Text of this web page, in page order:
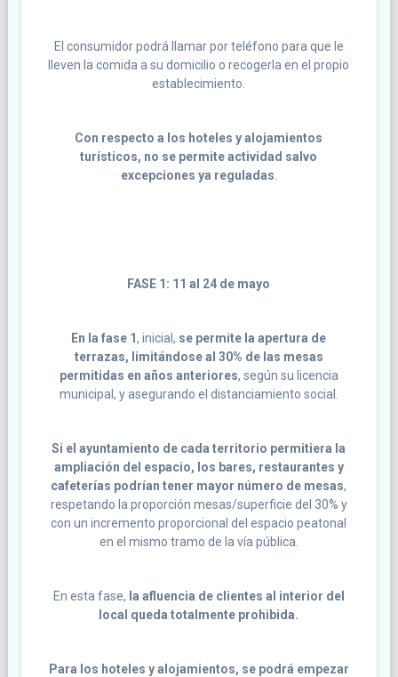
El consumidor podrá llamar por teléfono para que le
lleven la comida a su domicilio o recogerla en el propio
establecimiento.
Con respecto a los hoteles y alojamientos
turísticos, no se permite actividad salvo
excepciones ya reguladas
FASE 1: 11 al 24 de mayo
En la fase 1, inicial, se permite la apertura de
terrazas, limitándose al 30% de las mesas
permitidas en años anteriores, según su licencia
municipal, y asegurando el distanciamiento social.
Si el ayuntamiento de cada territorio permitiera la
ampliación del espacio, los bares, restaurantes y
cafeterías podrían tener mayor número de mesas,
respetando la proporción mesas/superficie del 30% y
con un incremento proporcional del espacio peatonal
en el mismo tramo de la vía pública.
En esta fase, la afluencia de clientes al interior del
local queda totalmente prohibida.
Para los hoteles y alojamientos, se podrá empezar